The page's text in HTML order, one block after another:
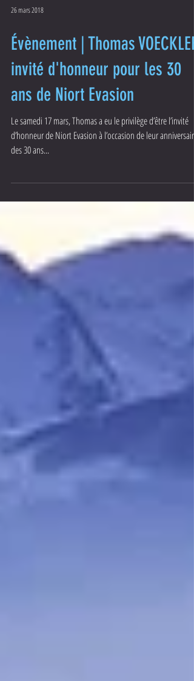
26 mars 2018
Évènement | Thomas VOECKLER
invité d'honneur pour les 30
ans de Niort Evasion
Le samedi 17 mars, Thomas a eu le privilège d’être l’invité